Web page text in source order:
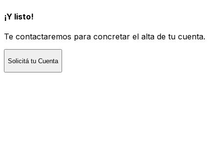
¡Y listo!
Te contactaremos para concretar el alta de tu cuenta.
Solicitá tu Cuenta